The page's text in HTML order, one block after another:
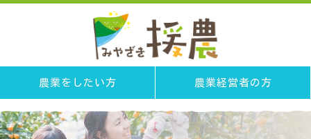
農業をしたい方 農業経営者の方